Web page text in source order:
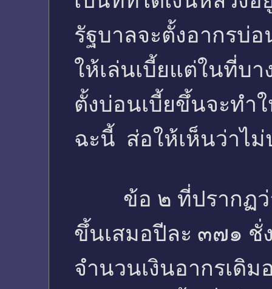
รัฐบาลจะตั้งอากรบ่
ให้เล่นเบี้ยแต่ในที่บ
ตั้งบ่อนเบี้ยขึ้นจะทำ
ฉะนี้ ส่อให้เห็นว่าไม่
ข้อ ๒ ที่ปรากฏว่า
ขึ้นเสมอปีละ ๓๗๑ ชั่
จำนวนเงินอากรเดิ